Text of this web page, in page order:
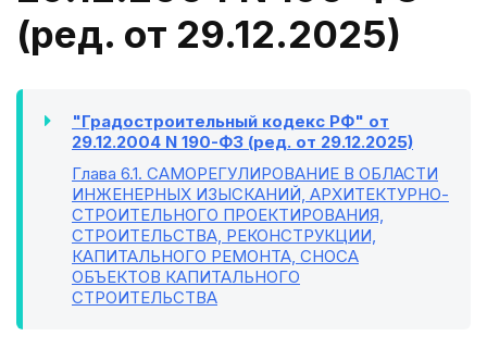
(ред. от 29.12.2025)
"Градостроительный кодекс РФ" от
29.12.2004 N 190-ФЗ (ред. от 29.12.2025)
Глава 6.1. САМОРЕГУЛИРОВАНИЕ В ОБЛАСТИ
ИНЖЕНЕРНЫХ ИЗЫСКАНИЙ, АРХИТЕКТУРНО-
СТРОИТЕЛЬНОГО ПРОЕКТИРОВАНИЯ,
СТРОИТЕЛЬСТВА, РЕКОНСТРУКЦИИ,
КАПИТАЛЬНОГО РЕМОНТА, СНОСА
ОБЪЕКТОВ КАПИТАЛЬНОГО
СТРОИТЕЛЬСТВА